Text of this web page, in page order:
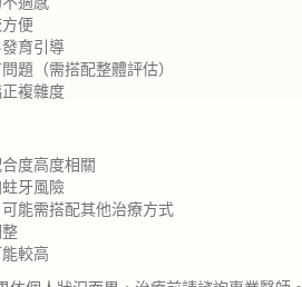
便
育引導
題（需搭配整體評估）
複雜度
度高度相關
牙風險
能需搭配其他治療方式
較高